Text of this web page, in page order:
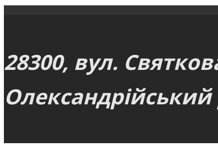
28300, вул.
Олександрійський